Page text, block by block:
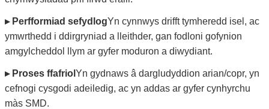
▸ Perfformiad sefydlogYn cynnwys drifft tymheredd isel, ac
ymwrthedd i ddirgryniad a lleithder, gan fodloni gofynion
amgylcheddol llym ar gyfer moduron a diwydiant.
▸ Proses ffafriol Yn gydnaws â dargludyddion arian/copr, yn
cefnogi cysgodi adeiledig, ac yn addas ar gyfer cynhyrchu
màs SMD.